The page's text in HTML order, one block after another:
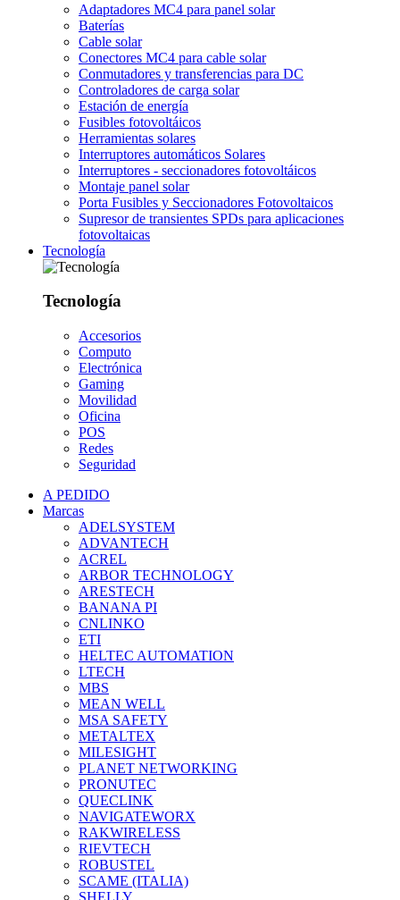
Adaptadores MC4 para panel solar
Baterías
Cable solar
Conectores MC4 para cable solar
Conmutadores y transferencias para DC
Controladores de carga solar
Estación de energía
Fusibles fotovoltáicos
Herramientas solares
Interruptores automáticos Solares
Interruptores - seccionadores fotovoltáicos
Montaje panel solar
Porta Fusibles y Seccionadores Fotovoltaicos
Supresor de transientes SPDs para aplicaciones
fotovoltaicas
Tecnología
Tecnología
Accesorios
Computo
Electrónica
Gaming
Movilidad
Oficina
POS
Redes
Seguridad
A PEDIDO
Marcas
ADELSYSTEM
ADVANTECH
ACREL
ARBOR TECHNOLOGY
ARESTECH
BANANA PI
CNLINKO
ETI
HELTEC AUTOMATION
LTECH
MBS
MEAN WELL
MSA SAFETY
METALTEX
MILESIGHT
PLANET NETWORKING
PRONUTEC
QUECLINK
NAVIGATEWORX
RAKWIRELESS
RIEVTECH
ROBUSTEL
SCAME (ITALIA)
SHELLY